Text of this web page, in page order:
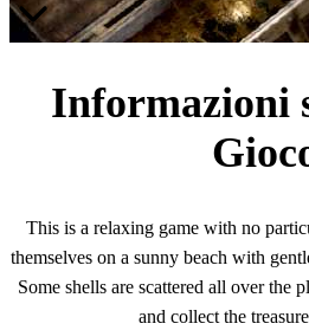
Informazioni
This is a relaxing game with no
themselves on a sunny beach with
Some shells are scattered all over the
and collect the